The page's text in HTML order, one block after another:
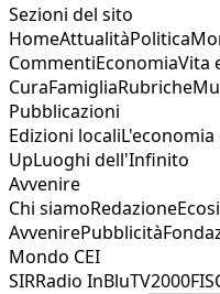
Sezioni del sito
HomeAttualitàPolitica
CommentiEconomiaVita
CuraFamigliaRubriche
Pubblicazioni
Edizioni localiL'economia
UpLuoghi dell'Infinito
Avvenire
Chi siamoRedazione
AvvenirePubblicità
Mondo CEI
SIRRadio InBluTV2000